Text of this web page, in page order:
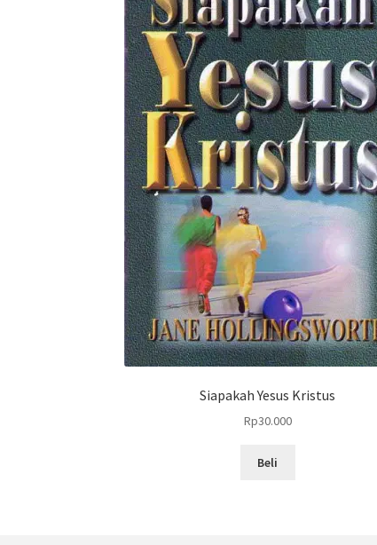
Siapakah Yesus Kristus
Rp30.000
Beli